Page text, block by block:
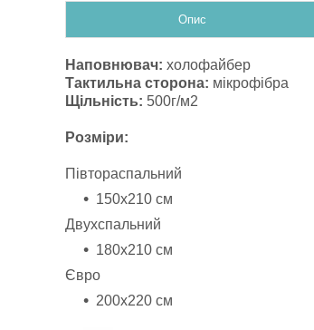
Опис
Наповнювач: холофайбер
Тактильна сторона: мікрофібра
Щільність: 500г/м2
Розміри:
Півтораспальний
150х210 см
Двухспальний
180х210 см
Євро
200х220 см